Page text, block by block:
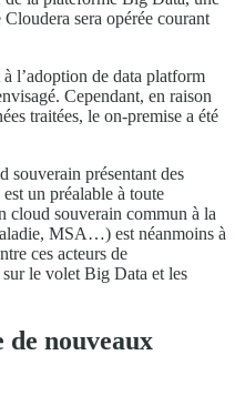
sera opérée courant
l’adoption de data platform
Cependant, en raison
traitées, le on-premise a été
souverain présentant des
un préalable à toute
cloud souverain commun à la
MSA…) est néanmoins à
ces acteurs de
le volet Big Data et les
de nouveaux